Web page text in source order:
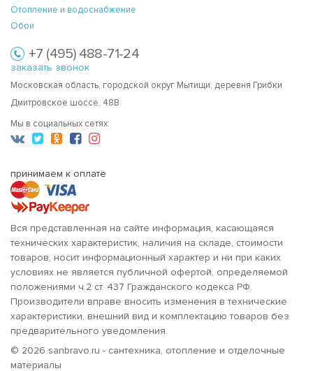
Отопление и водоснабжение
Обои
+7 (495) 488-71-24
заказать звонок
Московская область, городской округ Мытищи, деревня Грибки
Дмитровское шоссе, 48В
Мы в социальных сетях:
принимаем к оплате
Вся представленная на сайте информация, касающаяся
технических характеристик, наличия на складе, стоимости
товаров, носит информационный характер и ни при каких
условиях не является публичной офертой, определяемой
положениями ч.2 ст. 437 Гражданского кодекса РФ.
Производители вправе вносить изменения в технические
характеристики, внешний вид и комплектацию товаров без
предварительного уведомления.
© 2026 sanbravo.ru - сантехника, отопление и отделочные
материалы